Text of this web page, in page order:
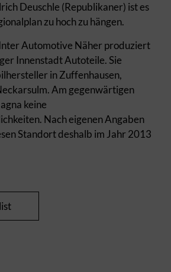
Deuschle (Republikaner) ist es
zu hoch zu hängen.
Automotive Näher produziert
Innenstadt Autoteile. Sie
in Zuffenhausen,
Am gegenwärtigen
keine
Nach eigenen Angaben
Standort deshalb im Jahr 2013